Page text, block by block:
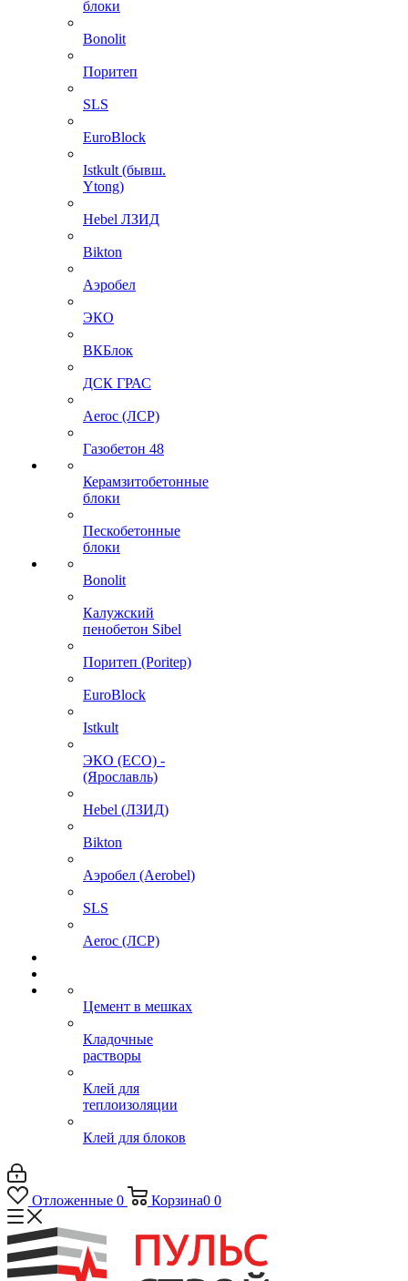
блоки
Bonolit
Поритеп
SLS
EuroBlock
Istkult (бывш.
Ytong)
Hebel ЛЗИД
Bikton
Аэробел
ЭКО
ВКБлок
ДСК ГРАС
Aeroc (ЛСР)
Газобетон 48
Керамзитобетонные
блоки
Пескобетонные
блоки
Bonolit
Калужский
пенобетон Sibel
Поритеп (Poritep)
EuroBlock
Istkult
ЭКО (ECO) -
(Ярославль)
Hebel (ЛЗИД)
Bikton
Аэробел (Aerobel)
SLS
Aeroc (ЛСР)
Цемент в мешках
Кладочные
растворы
Клей для
теплоизоляции
Клей для блоков
Отложенные 0 Корзина0 0